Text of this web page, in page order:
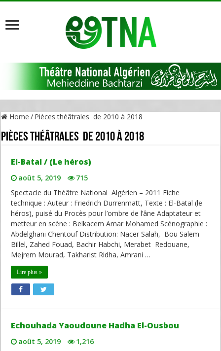
Home / Pièces théâtrales de 2010 à 2018
Pièces théâtrales de 2010 à 2018
El-Batal / (Le héros)
août 5, 2019
715
Spectacle du Théâtre National Algérien – 2011 Fiche
technique : Auteur : Friedrich Durrenmatt, Texte : El-Batal (le
héros), puisé du Procès pour l’ombre de l’âne Adaptateur et
metteur en scène : Belkacem Amar Mohamed Scénographie :
Abdelghani Chentouf Distribution: Nacer Salah, Bou Salem
Billel, Zahed Fouad, Bachir Habchi, Merabet Redouane,
Mejrem Mourad, Takharist Ridha, Amrani …
Lire plus »
Echouhada Yaoudoune Hadha El-Ousbou
août 5, 2019
1,216